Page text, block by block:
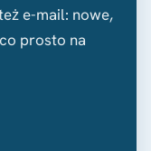
e-mail: nowe,
prosto na